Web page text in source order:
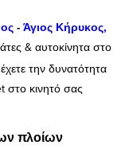
- Άγιος Κήρυκος,
& αυτοκίνητα στο
την δυνατότητα
στο κινητό σας
πλοίων